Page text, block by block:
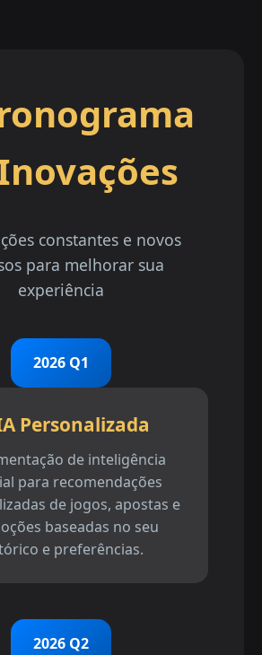
constantes e novos
para melhorar sua
experiência
2026 Q1
Personalizada
de inteligência
para recomendações
de jogos, apostas e
baseadas no seu
e preferências.
2026 Q2